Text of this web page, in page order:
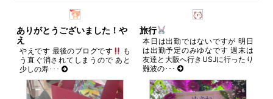
開
き
ま
す)
ありがとうございました！や
え
やえです 最後のブログです
も
う直ぐ消されてしまうので あと
少しの寿･･･
旅行
本日は出勤ではないですが 明日
は出勤予定のみゆなです 週末は
友達と大阪へ行きUSJに行ったり
難波の･･･